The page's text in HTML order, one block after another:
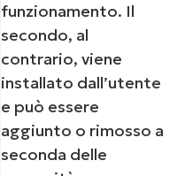
funzionamento. Il
secondo, al
contrario, viene
installato dall’utente
e può essere
aggiunto o rimosso a
seconda delle